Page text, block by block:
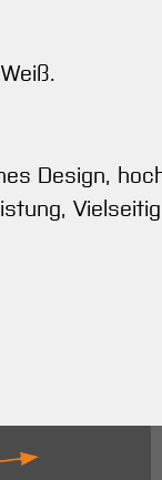
Design,